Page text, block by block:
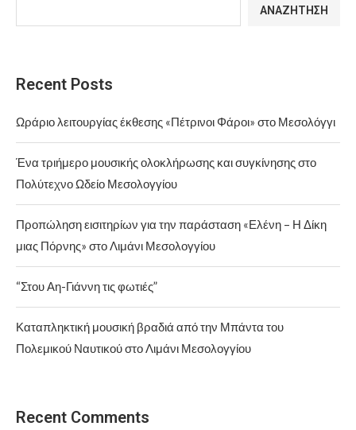
ΑΝΑΖΉΤΗΣΗ
Recent Posts
Ωράριο λειτουργίας έκθεσης «Πέτρινοι Φάροι» στο Μεσολόγγι
Ένα τριήμερο μουσικής ολοκλήρωσης και συγκίνησης στο
Πολύτεχνο Ωδείο Μεσολογγίου
Προπώληση εισιτηρίων για την παράσταση «Ελένη – Η Δίκη
μιας Πόρνης» στο Λιμάνι Μεσολογγίου
“Στου Αη-Γιάννη τις φωτιές”
Καταπληκτική μουσική βραδιά από την Μπάντα του
Πολεμικού Ναυτικού στο Λιμάνι Μεσολογγίου
Recent Comments